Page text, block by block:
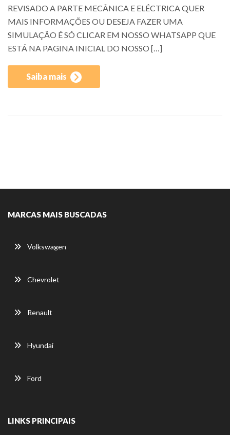
REVISADO A PARTE MECÂNICA E ELÉCTRICA QUER
MAIS INFORMAÇÕES OU DESEJA FAZER UMA
SIMULAÇÃO É SÓ CLICAR EM NOSSO WHATSAPP QUE
ESTÁ NA PAGINA INICIAL DO NOSSO […]
Saiba mais
MARCAS MAIS BUSCADAS
Volkswagen
Chevrolet
Renault
Hyundai
Ford
LINKS PRINCIPAIS